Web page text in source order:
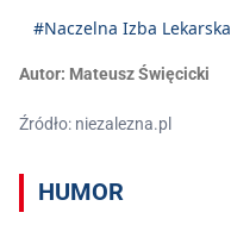
#Naczelna Izba Lekarska
Autor: Mateusz Święcicki
Źródło: niezalezna.pl
HUMOR